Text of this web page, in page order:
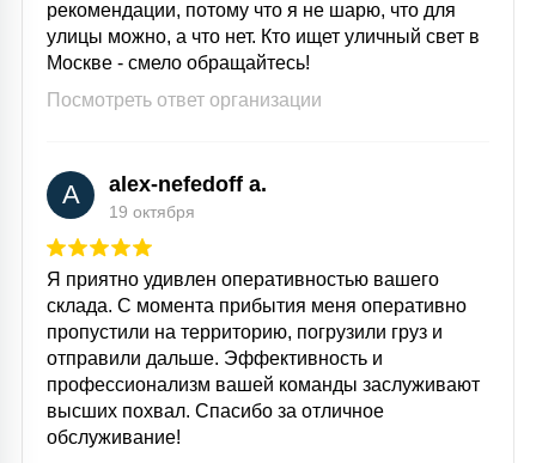
рекомендации, потому что я не шарю, что для
улицы можно, а что нет. Кто ищет уличный свет в
Москве - смело обращайтесь!
Посмотреть ответ организации
A alex-nefedoff a.
19 октября
Я приятно удивлен оперативностью вашего
склада. С момента прибытия меня оперативно
пропустили на территорию, погрузили груз и
отправили дальше. Эффективность и
профессионализм вашей команды заслуживают
высших похвал. Спасибо за отличное
обслуживание!